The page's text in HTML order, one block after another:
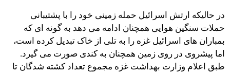
در حالیکه ارتش اسرائیل حمله زمینی خود را با پشتیبانی
حملات سنگین هوایی همچنان ادامه می دهد به گونه ای که
بمباران های اسرائیل غزه را به تلی از خاک تبدیل کرده است،
اما پیشروی در روی زمین همچنان به کندی صورت می گیرد.
طبق اعلام وزارت بهداشت غزه مجموع تعداد کشته شدگان تا